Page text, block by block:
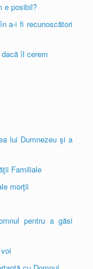
e posibil?
a-i fi recunoscători
îl cerem
lui Dumnezeu şi a
Familiale
morţii
pentru a găsi